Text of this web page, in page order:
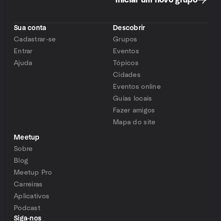
Sua conta
Cadastrar-se
Entrar
Ajuda
Descobrir
Grupos
Eventos
Tópicos
Cidades
Eventos online
Guias locais
Fazer amigos
Mapa do site
Meetup
Sobre
Blog
Meetup Pro
Carreiras
Aplicativos
Podcast
Siga-nos